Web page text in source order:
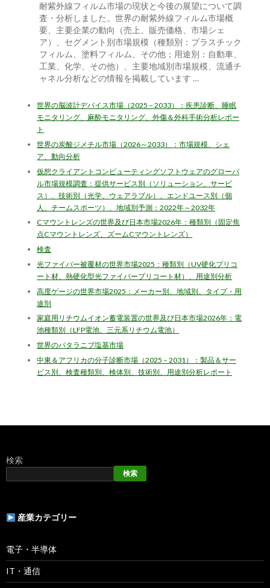
耐紫外線フィルム市場の現状と今後の展望について調
査・分析しました。世界の耐紫外線フィルム市場概
要、主要企業の動向（売上、販売価格、市場シェ
ア）、セグメント別市場規模（種類別：プラスチック
フィルム、塗料フィルム、その他；用途別：自動車、
工業、化学、その他）、主要地域別市場規模、流通チ
ャネル分析などの情報を掲載しています …
世界の脳波計デバイス市場（2025 – 2033）：疾患診断、睡眠
モニタリング、麻酔モニタリング、外傷＆外科手術分析レポー
ト
世界の炭酸ジメチル市場（2026～2033）：市場規模、シェ
ア、動向分析
仮想クライアントコンピューティングソフトウェアのグローバ
ル市場規模調査：提供サービス別（ソリューション、サービ
ス）、技術別（光学、ウェアラブル）、エンドユース別（個
人、チームスポーツ）、地域別予測：2022年～2032年
Cマウントレンズの世界及び日本市場2026年：種類別（固定焦
点Cマウントレンズ、ズームCマウントレンズ）
検査
光ファイバー被覆材の世界市場2025：種類別（UV硬化プリコ
ート材、熱硬化型光ファイバープリコート材）、用途別分析
高度ゲージの世界市場2025：メーカー別、地域別、タイプ・用
途別
家庭用リチウムイオン蓄電装置の世界及び日本市場2026年：電
池種類別（LFP電池、三元系リチウム電池）
世界のバタラニブ塩基市場
中東＆アフリカの分子診断市場（2025 – 2031）：製品＆サー
ビス別、検査種類別、検体別、技術別、用途別分析レポート
検索
検索
産業カテゴリー
電子・半導体
IT・通信